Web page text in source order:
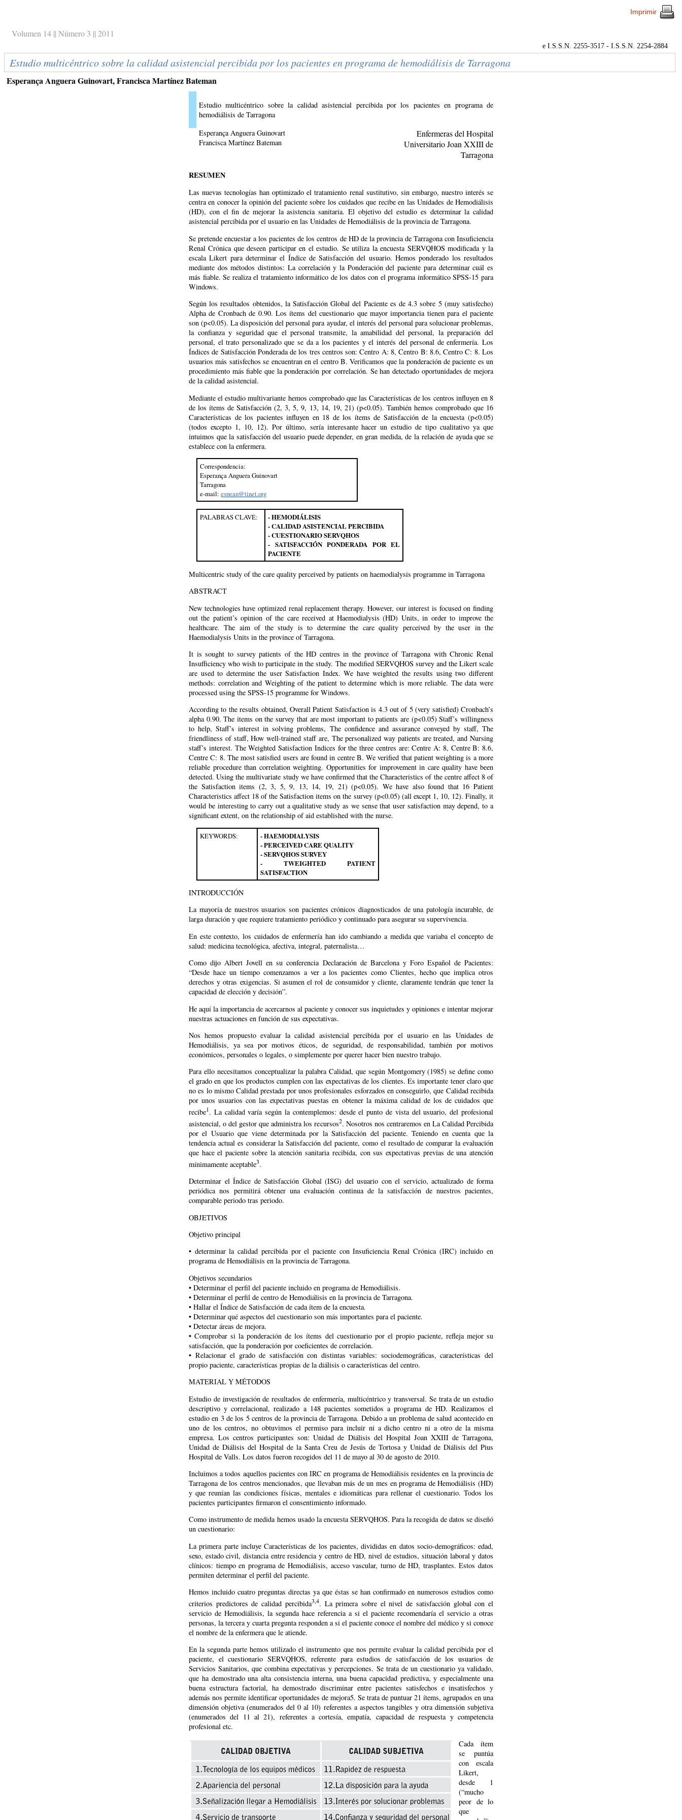
Imprimir
Volumen 14 || Número 3 || 2011
e I.S.S.N. 2255-3517 - I.S.S.N. 2254-2884
Estudio multicéntrico sobre la calidad asistencial percibida por los pacientes en programa de hemodiálisis de Tarragona
Esperança Anguera Guinovart, Francisca Martínez Bateman
Estudio multicéntrico sobre la calidad asistencial percibida por los pacientes en programa de
hemodiálisis de Tarragona
Esperança Anguera Guinovart
Francisca Martínez Bateman
Enfermeras del Hospital
Universitario Joan XXIII de
Tarragona
RESUMEN
Las nuevas tecnologías han optimizado el tratamiento renal sustitutivo, sin embargo, nuestro interés se
centra en conocer la opinión del paciente sobre los cuidados que recibe en las Unidades de Hemodiálisis
(HD), con el fin de mejorar la asistencia sanitaria. El objetivo del estudio es determinar la calidad
asistencial percibida por el usuario en las Unidades de Hemodiálisis de la provincia de Tarragona.
Se pretende encuestar a los pacientes de los centros de HD de la provincia de Tarragona con Insuficiencia
Renal Crónica que deseen participar en el estudio. Se utiliza la encuesta SERVQHOS modificada y la
escala Likert para determinar el Índice de Satisfacción del usuario. Hemos ponderado los resultados
mediante dos métodos distintos: La correlación y la Ponderación del paciente para determinar cuál es
más fiable. Se realiza el tratamiento informático de los datos con el programa informático SPSS-15 para
Windows.
Según los resultados obtenidos, la Satisfacción Global del Paciente es de 4.3 sobre 5 (muy satisfecho)
Alpha de Cronbach de 0.90. Los ítems del cuestionario que mayor importancia tienen para el paciente
son (p<0.05). La disposición del personal para ayudar, el interés del personal para solucionar problemas,
la confianza y seguridad que el personal transmite, la amabilidad del personal, la preparación del
personal, el trato personalizado que se da a los pacientes y el interés del personal de enfermería. Los
Índices de Satisfacción Ponderada de los tres centros son: Centro A: 8, Centro B: 8.6, Centro C: 8. Los
usuarios más satisfechos se encuentran en el centro B. Verificamos que la ponderación de paciente es un
procedimiento más fiable que la ponderación por correlación. Se han detectado oportunidades de mejora
de la calidad asistencial.
Mediante el estudio multivariante hemos comprobado que las Características de los centros influyen en 8
de los ítems de Satisfacción (2, 3, 5, 9, 13, 14, 19, 21) (p<0.05). También hemos comprobado que 16
Características de los pacientes influyen en 18 de los ítems de Satisfacción de la encuesta (p<0.05)
(todos excepto 1, 10, 12). Por último, sería interesante hacer un estudio de tipo cualitativo ya que
intuimos que la satisfacción del usuario puede depender, en gran medida, de la relación de ayuda que se
establece con la enfermera.
Correspondencia:
Esperança Anguera Guinovart
Tarragona
e-mail: espean@tinet.org
PALABRAS CLAVE:
- HEMODIÁLISIS
- CALIDAD ASISTENCIAL PERCIBIDA
- CUESTIONARIO SERVQHOS
- SATISFACCIÓN PONDERADA POR EL
PACIENTE
Multicentric study of the care quality perceived by patients on haemodialysis programme in Tarragona
ABSTRACT
New technologies have optimized renal replacement therapy. However, our interest is focused on finding
out the patient’s opinion of the care received at Haemodialysis (HD) Units, in order to improve the
healthcare. The aim of the study is to determine the care quality perceived by the user in the
Haemodialysis Units in the province of Tarragona.
It is sought to survey patients of the HD centres in the province of Tarragona with Chronic Renal
Insufficiency who wish to participate in the study. The modified SERVQHOS survey and the Likert scale
are used to determine the user Satisfaction Index. We have weighted the results using two different
methods: correlation and Weighting of the patient to determine which is more reliable. The data were
processed using the SPSS-15 programme for Windows.
According to the results obtained, Overall Patient Satisfaction is 4.3 out of 5 (very satisfied) Cronbach’s
alpha 0.90. The items on the survey that are most important to patients are (p<0.05) Staff’s willingness
to help, Staff’s interest in solving problems, The confidence and assurance conveyed by staff, The
friendliness of staff, How well-trained staff are, The personalized way patients are treated, and Nursing
staff’s interest. The Weighted Satisfaction Indices for the three centres are: Centre A: 8, Centre B: 8.6,
Centre C: 8. The most satisfied users are found in centre B. We verified that patient weighting is a more
reliable procedure than correlation weighting. Opportunities for improvement in care quality have been
detected. Using the multivariate study we have confirmed that the Characteristics of the centre affect 8 of
the Satisfaction items (2, 3, 5, 9, 13, 14, 19, 21) (p<0.05). We have also found that 16 Patient
Characteristics affect 18 of the Satisfaction items on the survey (p<0.05) (all except 1, 10, 12). Finally, it
would be interesting to carry out a qualitative study as we sense that user satisfaction may depend, to a
significant extent, on the relationship of aid established with the nurse.
KEYWORDS:
- HAEMODIALYSIS
- PERCEIVED CARE QUALITY
- SERVQHOS SURVEY
- TWEIGHTED PATIENT
SATISFACTION
INTRODUCCIÓN
La mayoría de nuestros usuarios son pacientes crónicos diagnosticados de una patología incurable, de
larga duración y que requiere tratamiento periódico y continuado para asegurar su supervivencia.
En este contexto, los cuidados de enfermería han ido cambiando a medida que variaba el concepto de
salud: medicina tecnológica, afectiva, integral, paternalista…
Como dijo Albert Jovell en su conferencia Declaración de Barcelona y Foro Español de Pacientes:
“Desde hace un tiempo comenzamos a ver a los pacientes como Clientes, hecho que implica otros
derechos y otras exigencias. Si asumen el rol de consumidor y cliente, claramente tendrán que tener la
capacidad de elección y decisión”.
He aquí la importancia de acercarnos al paciente y conocer sus inquietudes y opiniones e intentar mejorar
nuestras actuaciones en función de sus expectativas.
Nos hemos propuesto evaluar la calidad asistencial percibida por el usuario en las Unidades de
Hemodiálisis, ya sea por motivos éticos, de seguridad, de responsabilidad, también por motivos
económicos, personales o legales, o simplemente por querer hacer bien nuestro trabajo.
Para ello necesitamos conceptualizar la palabra Calidad, que según Montgomery (1985) se define como
el grado en que los productos cumplen con las expectativas de los clientes. Es importante tener claro que
no es lo mismo Calidad prestada por unos profesionales esforzados en conseguirlo, que Calidad recibida
por unos usuarios con las expectativas puestas en obtener la máxima calidad de los de cuidados que
recibe1. La calidad varía según la contemplemos: desde el punto de vista del usuario, del profesional
asistencial, o del gestor que administra los recursos2. Nosotros nos centraremos en La Calidad Percibida
por el Usuario que viene determinada por la Satisfacción del paciente. Teniendo en cuenta que la
tendencia actual es considerar la Satisfacción del paciente, como el resultado de comparar la evaluación
que hace el paciente sobre la atención sanitaria recibida, con sus expectativas previas de una atención
mínimamente aceptable3.
Determinar el Índice de Satisfacción Global (ISG) del usuario con el servicio, actualizado de forma
periódica nos permitirá obtener una evaluación continua de la satisfacción de nuestros pacientes,
comparable periodo tras periodo.
OBJETIVOS
Objetivo principal
• determinar la calidad percibida por el paciente con Insuficiencia Renal Crónica (IRC) incluido en
programa de Hemodiálisis en la provincia de Tarragona.
Objetivos secundarios
• Determinar el perfil del paciente incluido en programa de Hemodiálisis.
• Determinar el perfil de centro de Hemodiálisis en la provincia de Tarragona.
• Hallar el Índice de Satisfacción de cada ítem de la encuesta.
• Determinar qué aspectos del cuestionario son más importantes para el paciente.
• Detectar áreas de mejora.
• Comprobar si la ponderación de los ítems del cuestionario por el propio paciente, refleja mejor su
satisfacción, que la ponderación por coeficientes de correlación.
• Relacionar el grado de satisfacción con distintas variables: sociodemográficas, características del
propio paciente, características propias de la diálisis o características del centro.
MATERIAL Y MÉTODOS
Estudio de investigación de resultados de enfermería, multicéntrico y transversal. Se trata de un estudio
descriptivo y correlacional, realizado a 148 pacientes sometidos a programa de HD. Realizamos el
estudio en 3 de los 5 centros de la provincia de Tarragona. Debido a un problema de salud acontecido en
uno de los centros, no obtuvimos el permiso para incluir ni a dicho centro ni a otro de la misma
empresa. Los centros participantes son: Unidad de Diálisis del Hospital Joan XXIII de Tarragona,
Unidad de Diálisis del Hospital de la Santa Creu de Jesús de Tortosa y Unidad de Diálisis del Pius
Hospital de Valls. Los datos fueron recogidos del 11 de mayo al 30 de agosto de 2010.
Incluimos a todos aquellos pacientes con IRC en programa de Hemodiálisis residentes en la provincia de
Tarragona de los centros mencionados, que llevaban más de un mes en programa de Hemodiálisis (HD)
y que reunían las condiciones físicas, mentales e idiomáticas para rellenar el cuestionario. Todos los
pacientes participantes firmaron el consentimiento informado.
Como instrumento de medida hemos usado la encuesta SERVQHOS. Para la recogida de datos se diseñó
un cuestionario:
La primera parte incluye Características de los pacientes, divididas en datos socio-demográficos: edad,
sexo, estado civil, distancia entre residencia y centro de HD, nivel de estudios, situación laboral y datos
clínicos: tiempo en programa de Hemodiálisis, acceso vascular, turno de HD, trasplantes. Estos datos
permiten determinar el perfil del paciente.
Hemos incluido cuatro preguntas directas ya que éstas se han confirmado en numerosos estudios como
criterios predictores de calidad percibida3,4. La primera sobre el nivel de satisfacción global con el
servicio de Hemodiálisis, la segunda hace referencia a si el paciente recomendaría el servicio a otras
personas, la tercera y cuarta pregunta responden a si el paciente conoce el nombre del médico y si conoce
el nombre de la enfermera que le atiende.
En la segunda parte hemos utilizado el instrumento que nos permite evaluar la calidad percibida por el
paciente, el cuestionario SERVQHOS, referente para estudios de satisfacción de los usuarios de
Servicios Sanitarios, que combina expectativas y percepciones. Se trata de un cuestionario ya validado,
que ha demostrado una alta consistencia interna, una buena capacidad predictiva, y especialmente una
buena estructura factorial, ha demostrado discriminar entre pacientes satisfechos e insatisfechos y
además nos permite identificar oportunidades de mejora5. Se trata de puntuar 21 ítems, agrupados en una
dimensión objetiva (enumerados del 0 al 10) referentes a aspectos tangibles y otra dimensión subjetiva
(enumerados del 11 al 21), referentes a cortesía, empatía, capacidad de respuesta y competencia
profesional etc.
Cada ítem
se puntúa
con escala
Likert,
desde 1
(“mucho
peor de lo
que